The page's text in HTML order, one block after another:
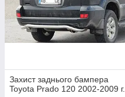
Захист заднього бампера
Toyota Prado 120 2002-2009 г.